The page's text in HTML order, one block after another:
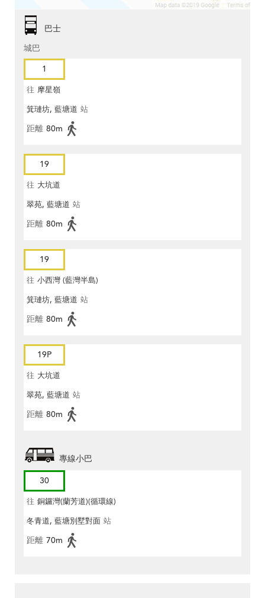
巴士
城巴
1
往 摩星嶺
箕璉坊, 藍塘道 站
距離 80m
19
往 大坑道
翠苑, 藍塘道 站
距離 80m
19
往 小西灣 (藍灣半島)
箕璉坊, 藍塘道 站
距離 80m
19P
往 大坑道
翠苑, 藍塘道 站
距離 80m
專線小巴
30
往 銅鑼灣(蘭芳道)(循環線)
冬青道, 藍塘別墅對面 站
距離 70m